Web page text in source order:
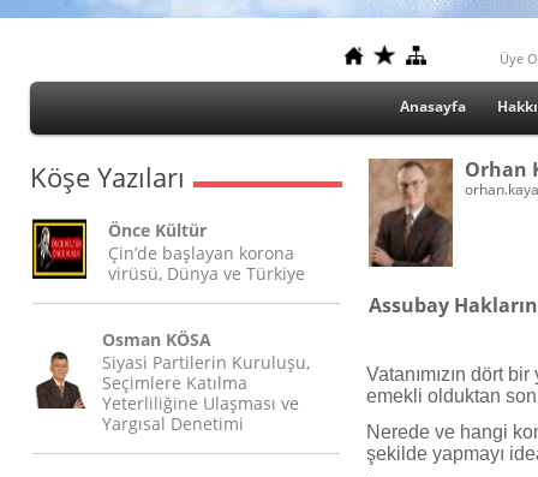
Üye
Anasayfa
Köşe Yazıları
Önce Kültür
Çin’de başlayan korona
virüsü, Dünya ve Türkiye
Osman KÖSA
Siyasi Partilerin Kuruluşu,
Seçimlere Katılma
Yeterliliğine Ulaşması ve
Yargısal Denetimi
Orhan
Assubay
Vatanımızın dört
emekli olduktan
Nerede ve hangi
şekilde yapmayı